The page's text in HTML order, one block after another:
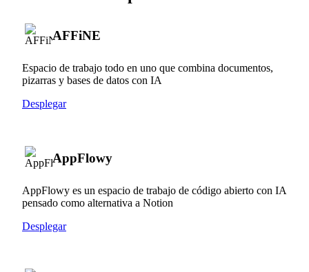
AFFiNE
Espacio de trabajo todo en uno que combina documentos,
pizarras y bases de datos con IA
Desplegar
AppFlowy
AppFlowy es un espacio de trabajo de código abierto con IA
pensado como alternativa a Notion
Desplegar